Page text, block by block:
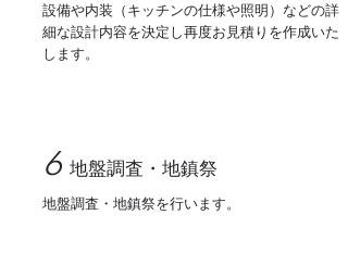
設備や内装（キッチンの仕様や照明）などの詳
細な設計内容を決定し再度お見積りを作成いた
します。
6 地盤調査・地鎮祭
地盤調査・地鎮祭を行います​。